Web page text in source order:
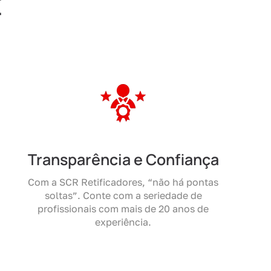
Transparência e Confiança
Com a SCR Retificadores, “não há pontas
soltas”. Conte com a seriedade de
profissionais com mais de 20 anos de
experiência.